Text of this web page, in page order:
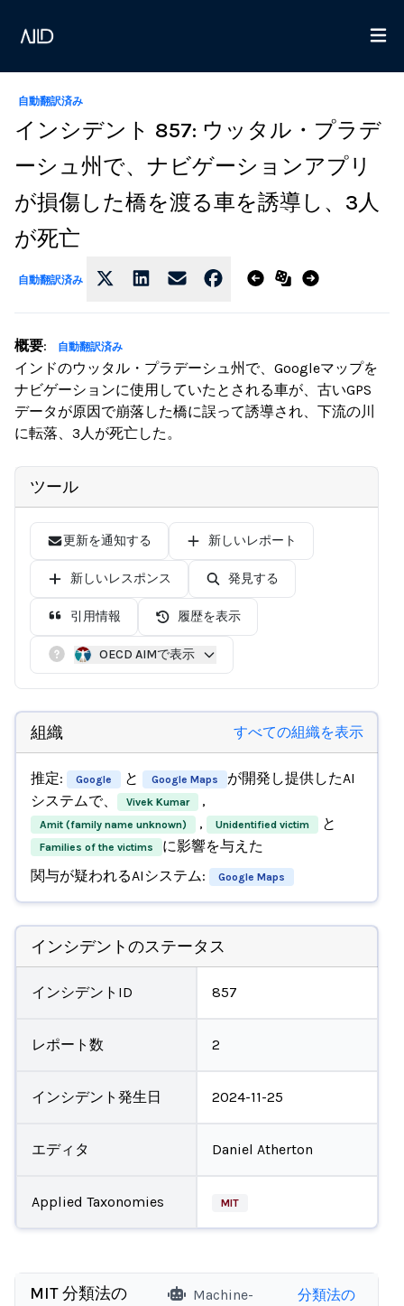
自動翻訳済み
インシデント 857: ウッタル・プラデ
ーシュ州で、ナビゲーションアプリ
が損傷した橋を渡る車を誘導し、3人
が死亡
自動翻訳済み
概要: 自動翻訳済み
インドのウッタル・プラデーシュ州で、Googleマップを
ナビゲーションに使用していたとされる車が、古いGPS
データが原因で崩落した橋に誤って誘導され、下流の川
に転落、3人が死亡した。
ツール
更新を通知する 新しいレポート
新しいレスポンス 発見する
引用情報 履歴を表示
OECD AIMで表示
組織 すべての組織を表示
推定: Google と Google Maps
が開発し提供したAI
システムで、
Vivek Kumar ,
Amit (family name unknown) , Unidentified victim と
Families of the victims
に影響を与えた
関与が疑われるAIシステム:
Google Maps
インシデントのステータス
インシデントID 857
レポート数 2
インシデント発生日 2024-11-25
エディタ Daniel Atherton
Applied Taxonomies MIT
MIT 分類法の
Machine-
分類法の